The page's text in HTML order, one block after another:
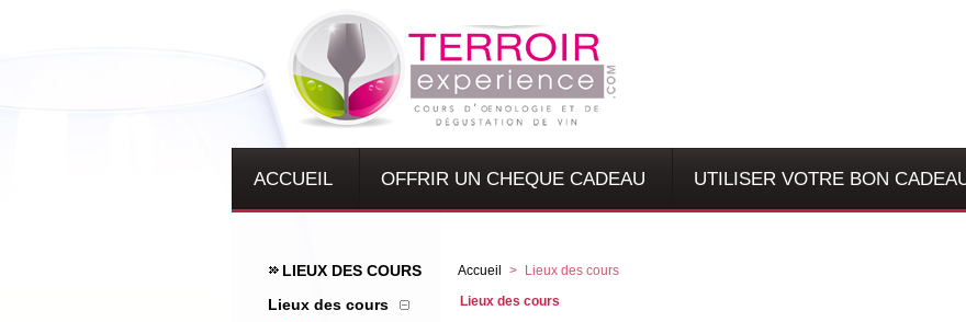
ACCUEIL OFFRIR UN CHEQUE CADEAU UTILISER VOTRE BON
LIEUX DES COURS
Lieux des cours
Accueil >
Lieux des cours
Lieux des cours